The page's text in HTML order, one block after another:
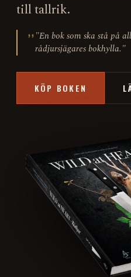
till tallrik.
"En bok som ska stå på
rådjursjägares bokhylla."
KÖP BOKEN